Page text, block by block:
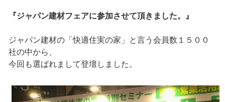
『ジャパン建材フェアに参加させて頂きました。』
ジャパン建材の「快適住実の家」と言う会員数１５００
社の中から、
今回も選ばれまして登壇しました。